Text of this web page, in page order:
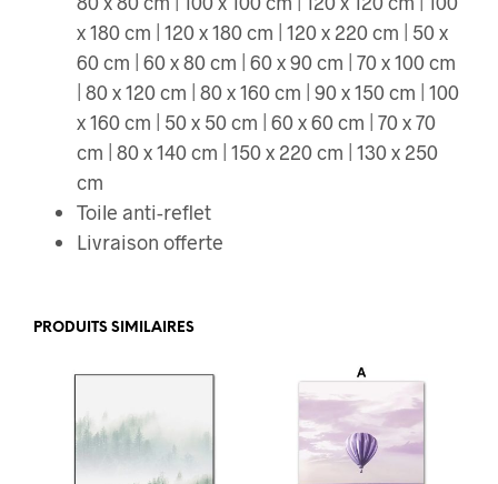
x 180 cm | 120 x 180 cm | 120 x 220 cm | 50 x
60 cm | 60 x 80 cm | 60 x 90 cm | 70 x 100 cm
| 80 x 120 cm | 80 x 160 cm | 90 x 150 cm | 100
x 160 cm | 50 x 50 cm | 60 x 60 cm | 70 x 70
cm | 80 x 140 cm | 150 x 220 cm | 130 x 250
cm
Toile anti-reflet
Livraison offerte
PRODUITS SIMILAIRES